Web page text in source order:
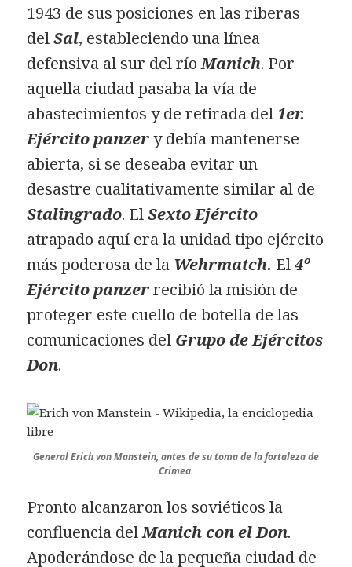
1943 de sus posiciones en las riberas
delSal, estableciendo una línea
defensiva al sur del ríoManich. Por
aquella ciudad pasaba la vía de
abastecimientos y de retirada del 1er.
Ejército panzery debía mantenerse
abierta, si se deseaba evitar un
desastre cualitativamente similar al de
Stalingrado. ElSexto Ejército
atrapado aquí era la unidad tipo ejército
más poderosa de la Wehrmatch. El4º
Ejército panzerrecibió la misión de
proteger este cuello de botella de las
comunicaciones del Grupo de Ejércitos
Don.
General Erich von Manstein, antes de su toma de la fortaleza de
Crimea.
Pronto alcanzaron los soviéticos la
confluencia delManich con el Don.
Apoderándose de la pequeña ciudad de